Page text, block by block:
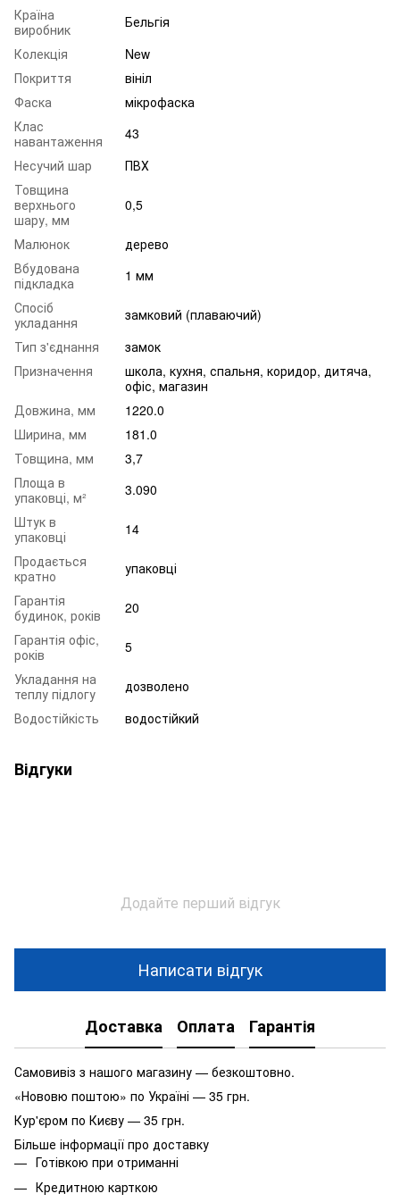
Країна
виробник
Бельгія
Колекція
New
Покриття
вініл
Фаска
мікрофаска
Клас
навантаження
43
Несучий шар
ПВХ
Товщина
верхнього
шару, мм
0,5
Малюнок
дерево
Вбудована
підкладка
1 мм
Спосіб
укладання
замковий (плаваючий)
Тип з'єднання
замок
Призначення
школа, кухня, спальня, коридор, дитяча,
офіс, магазин
Довжина, мм
1220.0
Ширина, мм
181.0
Товщина, мм
3,7
Площа в
упаковці, м²
3.090
Штук в
упаковці
14
Продається
кратно
упаковці
Гарантія
будинок, років
20
Гарантія офіс,
років
5
Укладання на
теплу підлогу
дозволено
Водостійкість
водостійкий
Відгуки
Додайте перший відгук
Написати відгук
Доставка Оплата Гарантія
Самовивіз з нашого магазину — безкоштовно.
«Нововю поштою» по Україні — 35 грн.
Кур'єром по Києву — 35 грн.
Більше інформації про доставку
Готівкою при отриманні
Кредитною карткою